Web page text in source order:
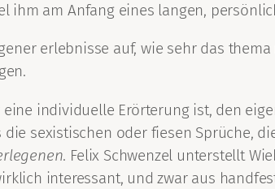
ihm am Anfang eines langen,
erlebnisse auf, wie sehr das
individuelle Erörterung ist, den
sexistischen oder fiesen Sprüche,
. Felix Schwenzel unterstellt
interessant, und zwar aus